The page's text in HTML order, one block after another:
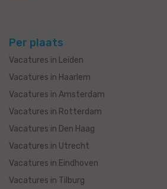
Per plaats
Vacatures in Leiden
Vacatures in Haarlem
Vacatures in Amsterdam
Vacatures in Rotterdam
Vacatures in Den Haag
Vacatures in Utrecht
Vacatures in Eindhoven
Vacatures in Tilburg